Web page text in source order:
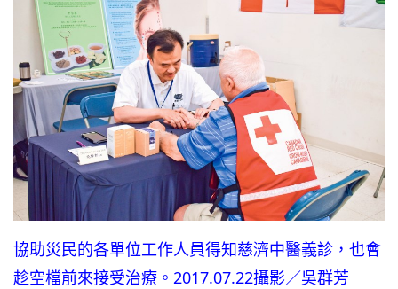
協助災民的各單位工作人員得知慈濟中醫義診，也會
趁空檔前來接受治療。2017.07.22攝影／吳群芳